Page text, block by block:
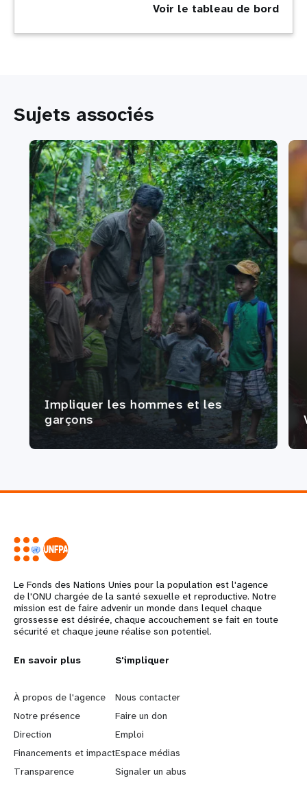
Voir le tableau de bord
Sujets associés
Impliquer les hommes et les
garçons
Le Fonds des Nations Unies pour la population est l'agence
de l'ONU chargée de la santé sexuelle et reproductive. Notre
mission est de faire advenir un monde dans lequel chaque
grossesse est désirée, chaque accouchement se fait en toute
sécurité et chaque jeune réalise son potentiel.
L
e
a
r
n
En savoir plus
À propos de l'agence
Notre présence
Direction
Financements et impact
Transparence
G
o
b
e
y
S'impliquer
Nous contacter
Faire un don
Emploi
Espace médias
Signaler un abus